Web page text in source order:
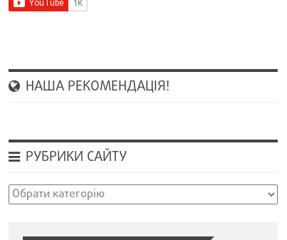
НАША РЕКОМЕНДАЦІЯ!
РУБРИКИ САЙТУ
Рубрики